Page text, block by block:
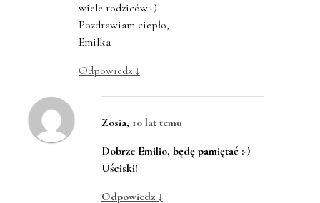
wiele rodziców:-)
Pozdrawiam ciepło,
Emilka
Odpowiedz ↓
Zosia, 10 lat temu
Dobrze Emilio, będę pamiętać :-)
Uściski!
Odpowiedz ↓